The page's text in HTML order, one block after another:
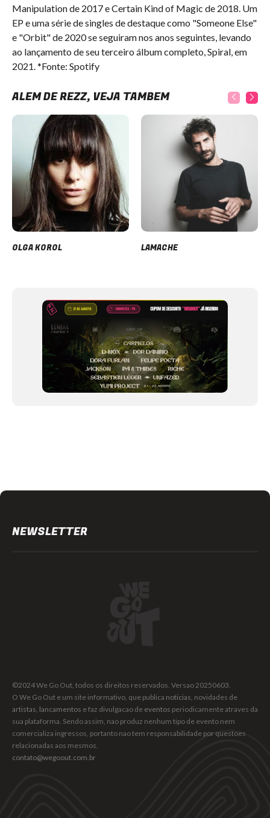
Manipulation de 2017 e Certain Kind of Magic de 2018. Um
EP e uma série de singles de destaque como "Someone Else"
e "Orbit" de 2020 se seguiram nos anos seguintes, levando
ao lançamento de seu terceiro álbum completo, Spiral, em
2021. *Fonte: Spotify
ALÉM DE REZZ, VEJA TAMBÉM
OLGA KOROL LAMACHE
NEWSLETTER
©2024 We Go Out, todos os direitos reservados. Versao 20250603.
O We Go Out e um site informativo, que publica noticias, novidades de
artistas, lancamentos e faz divulgacao de eventos periodicamente atraves da
sua plataforma. Sendo assim, nao produz nenhum tipo de evento nem
comercializa ingressos, portanto nao tem responsabilidade por questoes
relacionadas aos mesmos.
contato@wegoout.com.br